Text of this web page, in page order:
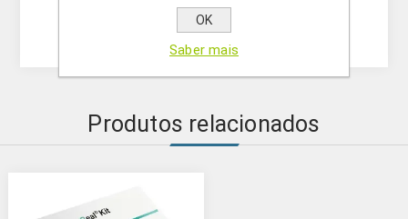
-Testes por kit: 184 samples
Produtos relacionados
OK
Saber mais